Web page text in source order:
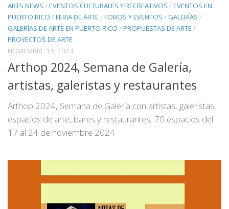
ARTS NEWS /EVENTOS CULTURALES Y RECREATIVOS /EVENTOS EN
PUERTO RICO /FERIA DE ARTE /FOROS Y EVENTOS / GALERÍAS /
GALERÍAS DE ARTE EN PUERTO RICO /PROPUESTAS DE ARTE /
PROYECTOS DE ARTE
NOVIEMBRE 15, 2024
Arthop 2024, Semana de Galería,
artistas, galeristas y restaurantes
Arthop 2024, Semana de Galería con artistas, galeristas,
espacios de arte, bares y restaurantes, 70 espacios del
17 al 24 de noviembre 2024